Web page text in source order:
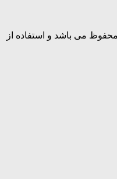
می باشد و استفاده از